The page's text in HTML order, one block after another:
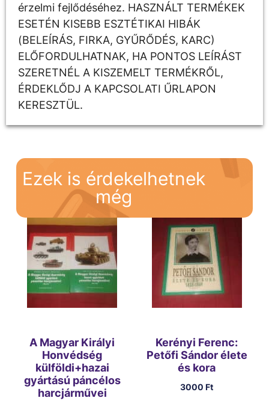
érzelmi fejlődéséhez. HASZNÁLT TERMÉKEK
ESETÉN KISEBB ESZTÉTIKAI HIBÁK
(BELEÍRÁS, FIRKA, GYŰRŐDÉS, KARC)
ELŐFORDULHATNAK, HA PONTOS LEÍRÁST
SZERETNÉL A KISZEMELT TERMÉKRŐL,
ÉRDEKLŐDJ A KAPCSOLATI ŰRLAPON
KERESZTÜL.
Ezek is érdekelhetnek
még
A Magyar Királyi
Honvédség
külföldi+hazai
gyártású páncélos
harcjárművei
Kerényi Ferenc:
Petőfi Sándor élete
és kora
3000Ft